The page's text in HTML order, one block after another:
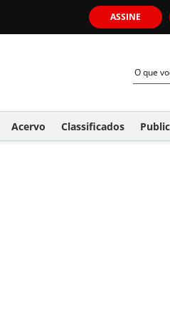
ASSINE
Acervo Classificados